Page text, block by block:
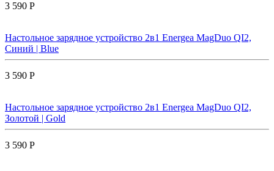
3 590 Р
Настольное зарядное устройство 2в1 Energea MagDuo QI2,
Синий | Blue
3 590 Р
Настольное зарядное устройство 2в1 Energea MagDuo QI2,
Золотой | Gold
3 590 Р